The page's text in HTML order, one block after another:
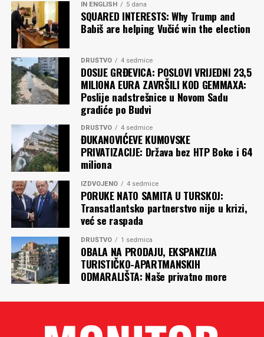
IN ENGLISH 5 dana
SQUARED INTERESTS: Why Trump and
Babiš are helping Vučić win the election
DRUŠTVO 4 sedmice
DOSIJE GRĐEVICA: POSLOVI VRIJEDNI 23,5
MILIONA EURA ZAVRŠILI KOD GEMMAXA:
Poslije nadstrešnice u Novom Sadu
gradiće po Budvi
DRUŠTVO 4 sedmice
ĐUKANOVIĆEVE KUMOVSKE
PRIVATIZACIJE: Država bez HTP Boke i 64
miliona
IZDVOJENO 4 sedmice
PORUKE NATO SAMITA U TURSKOJ:
Transatlantsko partnerstvo nije u krizi,
već se raspada
DRUŠTVO 1 sedmica
OBALA NA PRODAJU, EKSPANZIJA
TURISTIČKO-APARTMANSKIH
ODMARALIŠTA: Naše privatno more